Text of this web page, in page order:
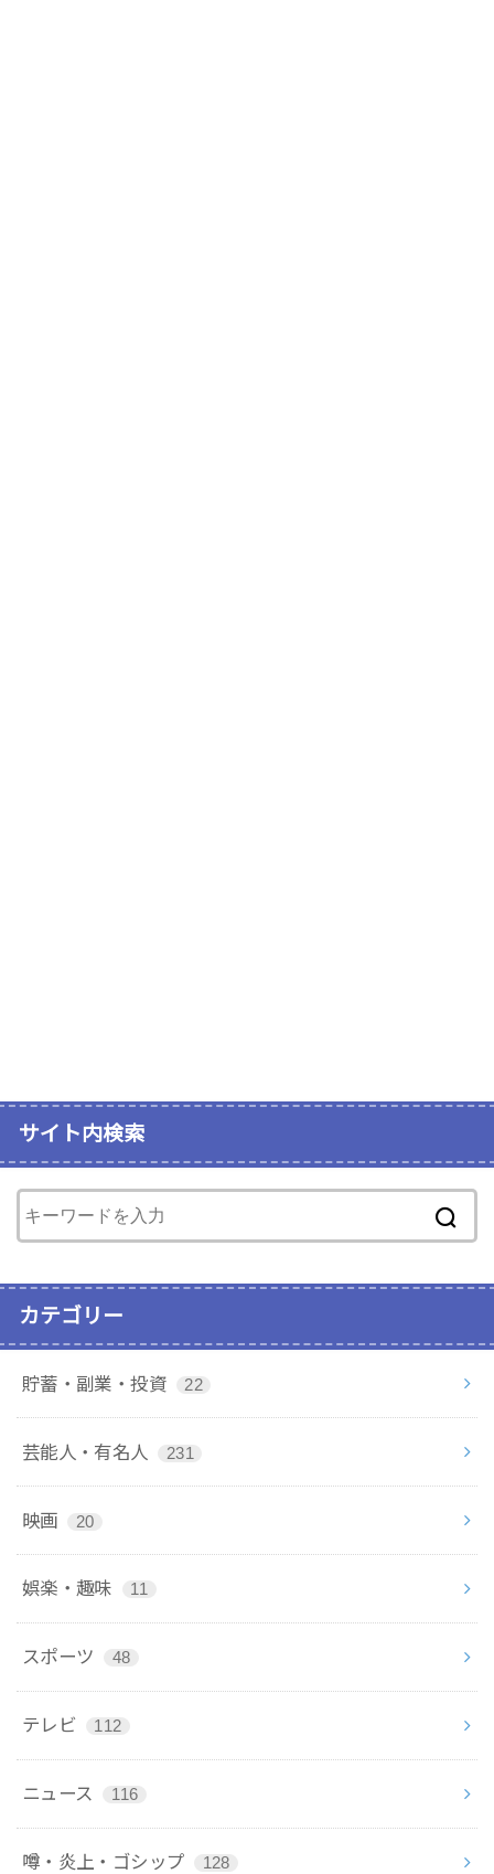
サイト内検索
カテゴリー
貯蓄・副業・投資 22
芸能人・有名人 231
映画 20
娯楽・趣味 11
スポーツ 48
テレビ 112
ニュース 116
噂・炎上・ゴシップ 128